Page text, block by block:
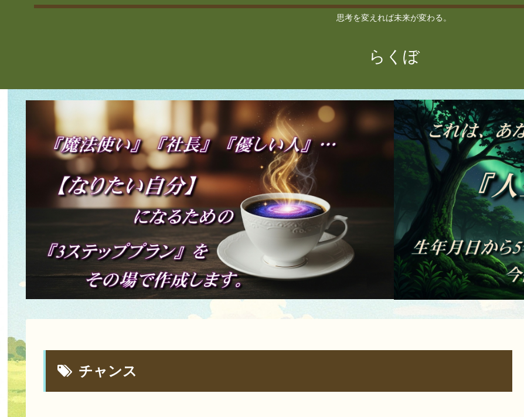
思考を変えれば未来が変わる。
らくぼ
チャンス